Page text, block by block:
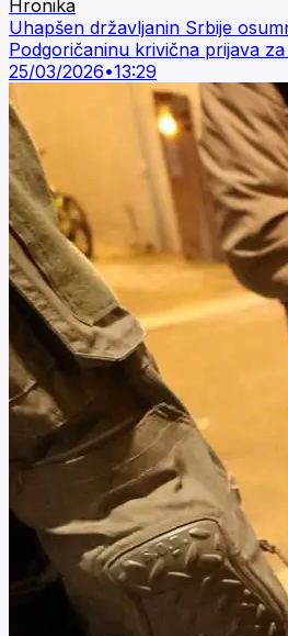
Hronika
Uhapšen državljanin Srbije
Podgoričaninu krivična prijava
25/03/2026•13:29